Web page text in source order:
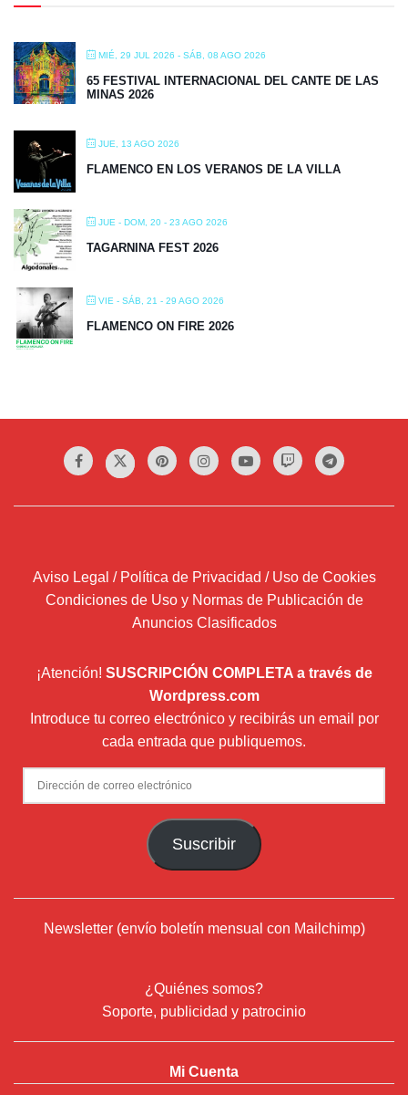
MIÉ, 29 JUL 2026 - SÁB, 08 AGO 2026
65 FESTIVAL INTERNACIONAL DEL CANTE DE LAS
MINAS 2026
JUE, 13 AGO 2026
FLAMENCO EN LOS VERANOS DE LA VILLA
JUE - DOM, 20 - 23 AGO 2026
TAGARNINA FEST 2026
VIE - SÁB, 21 - 29 AGO 2026
FLAMENCO ON FIRE 2026
Aviso Legal / Política de Privacidad / Uso de Cookies
Condiciones de Uso y Normas de Publicación de
Anuncios Clasificados
¡Atención! SUSCRIPCIÓN COMPLETA a través de
Wordpress.com
Introduce tu correo electrónico y recibirás un email por
cada entrada que publiquemos.
Dirección
de
Suscribir
Newsletter (envío boletín mensual con Mailchimp)
¿Quiénes somos?
Soporte, publicidad y patrocinio
Mi Cuenta